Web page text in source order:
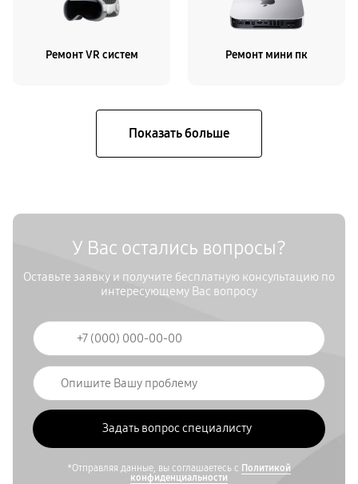
Ремонт VR систем Ремонт мини пк
У Вас остались вопросы?
Оставьте заявку и получите бесплатную консультацию по
интересующему Вас вопросу
*Отправляя данные, вы соглашаетесь с Политикой
конфиденциальности